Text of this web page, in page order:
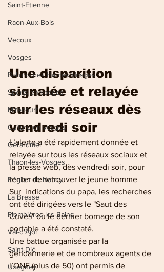
Saint-Etienne
Raon-Aux-Bois
Vecoux
Vosges
Ballons des Hautes Vosges
Sports en vosges
Mirecourt
Culture en vosges
Gérardmer
Thaon-les-Vosges
Région de Nancy
La Bresse
Plombières-les-Bains
Val-d'Ajol
Saint-Dié
Uxegney
Une disparition
signalée et relayée
sur les réseaux dès
vendredi soir
L’alerte a été rapidement donnée et
relayée sur tous les réseaux sociaux et
la presse web, dès vendredi soir, pour
tenter de retrouver le jeune homme
Sur  indications du papa, les recherches
ont été dirigées vers le "Saut des
Cuves" où le dernier bornage de son
portable a été constaté.
Une battue organisée par la
gendarmerie et de nombreux agents de
l’ONF (plus de 50) ont permis de